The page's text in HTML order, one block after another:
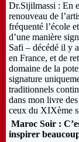
Dr.Sijilmassi : En
renouveau de
fréquenté l’école
d’une manière
Safi – décédé il y
en France, et de
domaine de la
signature
traditionnels
dans mon livre
ceux du XIXème
Maroc Soir :
inspirer